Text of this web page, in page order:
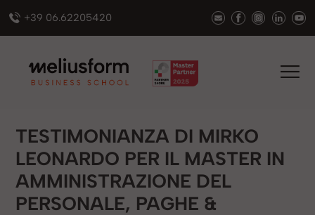
+39 06.62205420
TESTIMONIANZA DI MIRKO
LEONARDO PER IL MASTER IN
AMMINISTRAZIONE DEL
PERSONALE, PAGHE &